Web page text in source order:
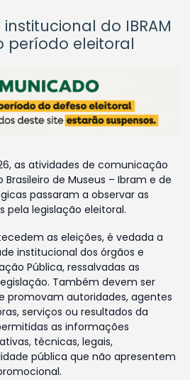
do IBRAM
período eleitoral
as atividades de comunicação
de Museus – Ibram e de
passaram a observar as
pela legislação eleitoral.
as eleições, é vedada a
institucional dos órgãos e
Pública, ressalvadas as
Também devem ser
promovam autoridades, agentes
serviços ou resultados da
as informações
técnicas, legais,
pública que não apresentem